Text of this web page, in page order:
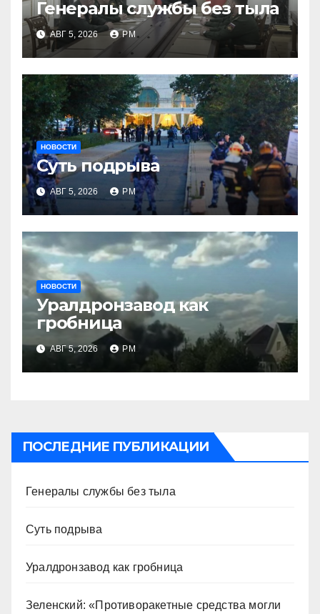
Генералы службы без тыла
АВГ 5, 2026 РМ
НОВОСТИ
Суть подрыва
АВГ 5, 2026 РМ
НОВОСТИ
Уралдронзавод как
гробница
АВГ 5, 2026 РМ
ПОСЛЕДНИЕ ПУБЛИКАЦИИ
Генералы службы без тыла
Суть подрыва
Уралдронзавод как гробница
Зеленский: «Противоракетные средства могли